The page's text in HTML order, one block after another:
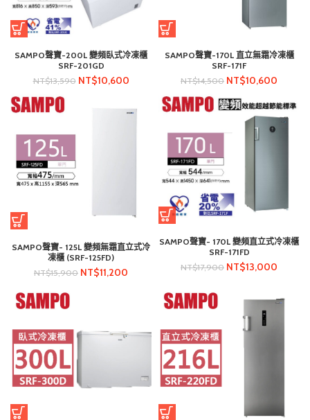
SAMPO聲寶-200L 變頻臥式冷凍櫃
SRF-201GD
NT$13,590 NT$10,600
SAMPO聲寶-170L 直立無霜冷凍櫃
SRF-171F
NT$14,500 NT$10,600
SAMPO聲寶- 125L 變頻無霜直立式冷
凍櫃 (SRF-125FD)
NT$15,900 NT$11,200
SAMPO聲寶- 170L 變頻直立式冷凍櫃
SRF-171FD
NT$17,900 NT$13,000